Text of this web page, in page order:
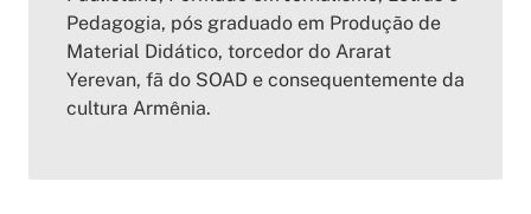
Pedagogia, pós graduado em Produção de
Material Didático, torcedor do Ararat
Yerevan, fã do SOAD e consequentemente da
cultura Armênia.